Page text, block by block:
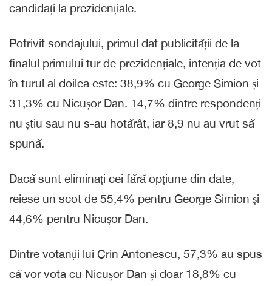
candidați la prezidențiale.
Potrivit sondajului, primul dat publicității de la
finalul primului tur de prezidențiale, intenția de vot
în turul al doilea este: 38,9% cu George Simion și
31,3% cu Nicușor Dan. 14,7% dintre respondenți
nu știu sau nu s-au hotărât, iar 8,9 nu au vrut să
spună.
Dacă sunt eliminați cei fără opțiune din date,
reiese un scot de 55,4% pentru George Simion și
44,6% pentru Nicușor Dan.
Dintre votanții lui Crin Antonescu, 57,3% au spus
că vor vota cu Nicușor Dan și doar 18,8% cu